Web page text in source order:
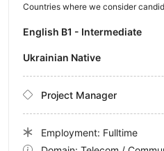
Countries where we consider
English B1 - Intermediate
Ukrainian Native
Project Manager
Employment: Fulltime